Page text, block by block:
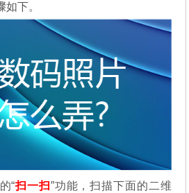
下。
“扫一扫”功能，扫描下面的二维